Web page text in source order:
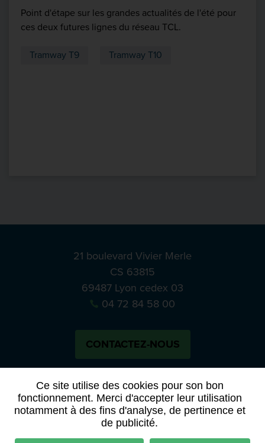
Ce site utilise des cookies pour son bon
fonctionnement. Merci d'accepter leur utilisation
notamment à des fins d'analyse, de pertinence et
de publicité.
Point d'étape sur les grandes actualités de l'été pour
ces deux futures lignes du réseau TCL.
Tramway T9 Tramway T10
21 boulevard Vivier Merle
CS 63815
69487 Lyon cedex 03
04 72 84 58 00
CONTACTEZ-NOUS
BlueskyNotre
APPELS À MANIFESTATION D’INTÉRÊT
ACTES ET DÉLIBÉRATIONS